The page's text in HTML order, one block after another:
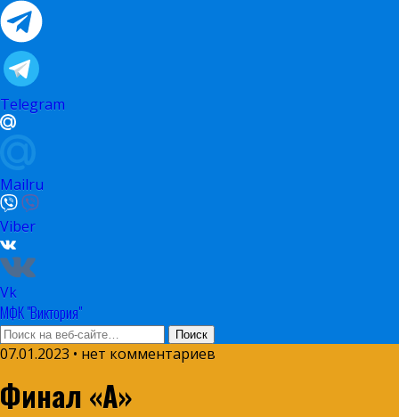
Telegram
Mailru
Viber
Vk
МФК "Виктория"
07.01.2023 • нет комментариев
Финал «А»